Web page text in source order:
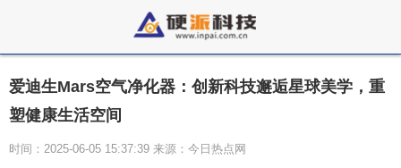
爱迪生Mars空气净化器：创新科技邂逅星球美学，重
塑健康生活空间
时间：2025-06-05 15:37:39 来源：今日热点网